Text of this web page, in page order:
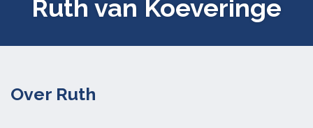
Ruth van Koeveringe
Over Ruth